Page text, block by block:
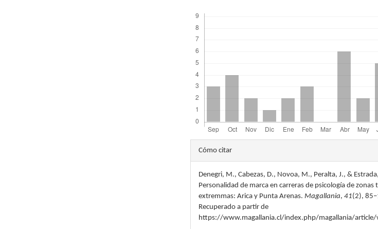
Detalles
del
artículo
Cómo citar
Denegri, M., Cabezas, D., Novoa, M., Peralta, J., &
Personalidad de marca en carreras de psicología de zonas
extremmas: Arica y Punta Arenas.Magallania,41(2),
Recuperado a partir de
https://www.magallania.cl/index.php/magallania/